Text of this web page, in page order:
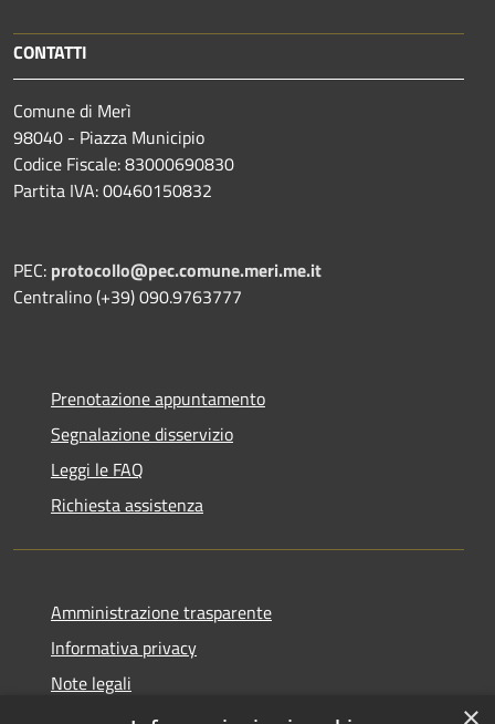
CONTATTI
Comune di Merì
98040 - Piazza Municipio
Codice Fiscale: 83000690830
Partita IVA: 00460150832
PEC: protocollo@pec.comune.meri.me.it
Centralino (+39) 090.9763777
Prenotazione appuntamento
Segnalazione disservizio
Leggi le FAQ
Richiesta assistenza
Amministrazione trasparente
Informativa privacy
Note legali
Dichiarazione di accessibilità